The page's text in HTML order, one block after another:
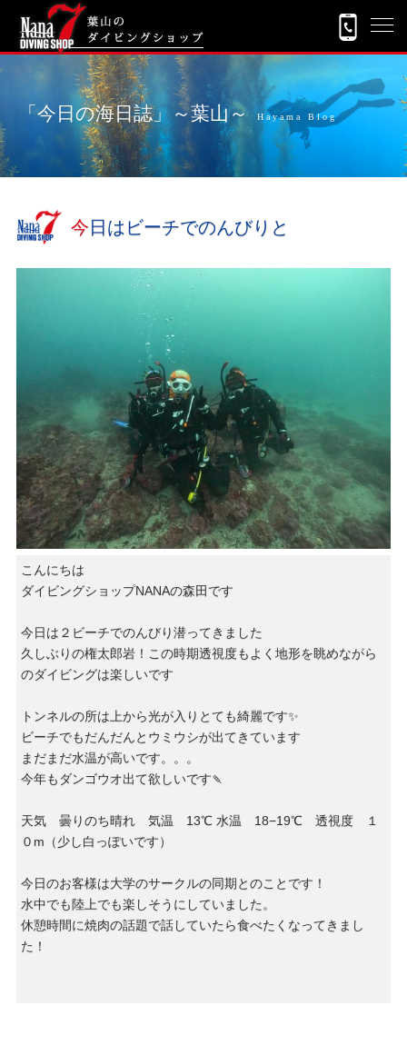
「今日の海日誌」～葉山～ Hayama Blog
今日はビーチでのんびりと
こんにちは
ダイビングショップNANAの森田です
今日は２ビーチでのんびり潜ってきました
久しぶりの権太郎岩！この時期透視度もよく地形を眺めながら
のダイビングは楽しいです
トンネルの所は上から光が入りとても綺麗です✨
ビーチでもだんだんとウミウシが出てきています
まだまだ水温が高いです。。。
今年もダンゴウオ出て欲しいです🍡
天気 曇りのち晴れ 気温 13℃ 水温 18−19℃ 透視度 １
０m（少し白っぽいです）
今日のお客様は大学のサークルの同期とのことです！
水中でも陸上でも楽しそうにしていました。
休憩時間に焼肉の話題で話していたら食べたくなってきまし
た！